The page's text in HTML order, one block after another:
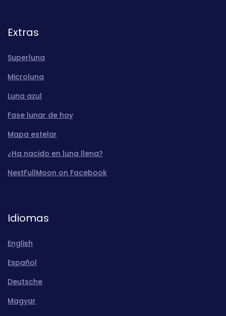
Extras
Superluna
Microluna
Luna azul
Fase lunar de hoy
Mapa estelar
¿Ha nacido en luna llena?
NextFullMoon on Facebook
Idiomas
English
Español
Deutsche
Magyar